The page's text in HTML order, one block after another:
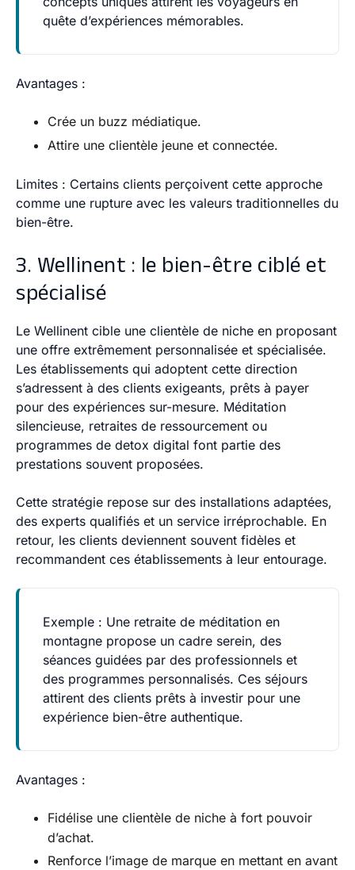
quête d’expériences mémorables.
Avantages :
Crée un buzz médiatique.
Attire une clientèle jeune et connectée.
Limites : Certains clients perçoivent cette approche
comme une rupture avec les valeurs traditionnelles du
bien-être.
3. Wellinent : le bien-être ciblé et
spécialisé
Le Wellinent cible une clientèle de niche en proposant
une offre extrêmement personnalisée et spécialisée.
Les établissements qui adoptent cette direction
s’adressent à des clients exigeants, prêts à payer
pour des expériences sur-mesure. Méditation
silencieuse, retraites de ressourcement ou
programmes de detox digital font partie des
prestations souvent proposées.
Cette stratégie repose sur des installations adaptées,
des experts qualifiés et un service irréprochable. En
retour, les clients deviennent souvent fidèles et
recommandent ces établissements à leur entourage.
Exemple : Une retraite de méditation en
montagne propose un cadre serein, des
séances guidées par des professionnels et
des programmes personnalisés. Ces séjours
attirent des clients prêts à investir pour une
expérience bien-être authentique.
Avantages :
Fidélise une clientèle de niche à fort pouvoir
d’achat.
Renforce l’image de marque en mettant en avant